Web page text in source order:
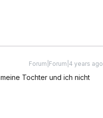
Forum|Forum|4 years ago
Tochter und ich nicht